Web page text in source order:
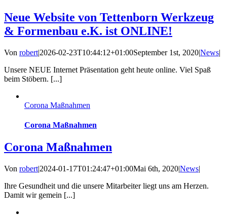
Neue Website von Tettenborn Werkzeug
& Formenbau e.K. ist ONLINE!
Von robert|2026-02-23T10:44:12+01:00September 1st, 2020|News|
Unsere NEUE Internet Präsentation geht heute online. Viel Spaß
beim Stöbern. [...]
Corona Maßnahmen
Corona Maßnahmen
Corona Maßnahmen
Von robert|2024-01-17T01:24:47+01:00Mai 6th, 2020|News|
Ihre Gesundheit und die unsere Mitarbeiter liegt uns am Herzen.
Damit wir gemein [...]